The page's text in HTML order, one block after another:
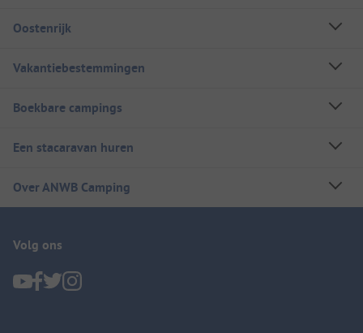
Oostenrijk
Vakantiebestemmingen
Boekbare campings
Een stacaravan huren
Over ANWB Camping
Volg ons